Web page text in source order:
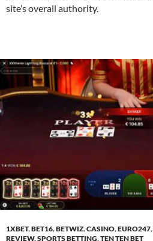
site’s overall authority.
1XBET,BET16,BETWIZ,CASINO,EURO247,
REVIEW,SPORTS BETTING,TEN TEN BET